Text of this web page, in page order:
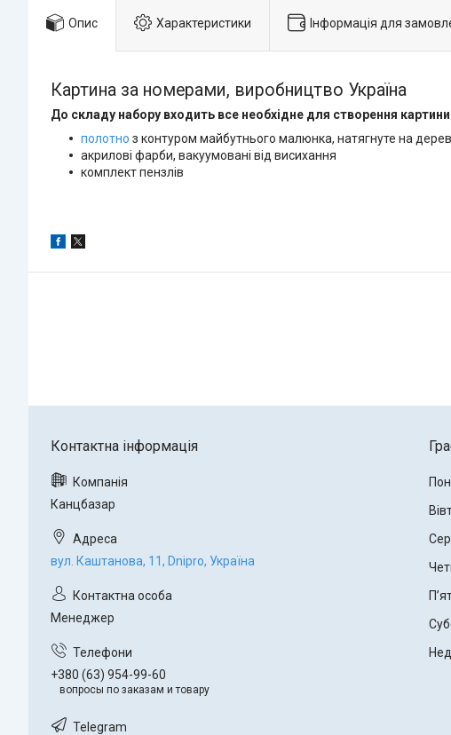
Опис Характеристики Інформація для
Картина за номерами, виробництво Україна
До складу набору входить все необхідне для створення
полотно з контуром майбутнього малюнка, натягнуте на
акрилові фарби, вакуумовані від висихання
комплект пензлів
Канцбазар
вул. Каштанова, 11, Dnipro, Україна
Менеджер
+380 (63) 954-99-60
вопросы по заказам и товару